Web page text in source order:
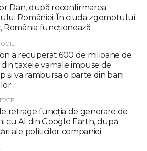
Dan, după reconfirmarea
României: În ciuda zgomotului
România funcţionează
a recuperat 600 de milioane de
taxele vamale impuse de
şi va rambursa o parte din bani
retrage funcţia de generare de
cu AI din Google Earth, după
ale politicilor companiei